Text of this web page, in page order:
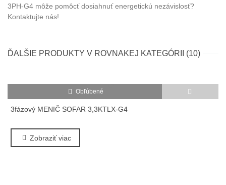
3PH-G4 môže pomôcť dosiahnuť energetickú nezávislosť?
Kontaktujte nás!
ĎALŠIE PRODUKTY V ROVNAKEJ KATEGÓRII (10)
Obľúbené
3fázový MENIČ SOFAR 3,3KTLX-G4
Zobraziť viac